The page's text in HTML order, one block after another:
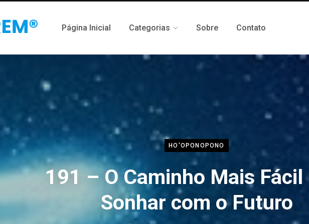
Página Inicial Categorias Sobre Contato
HO'OPONOPONO
191 – O Caminho Mais Fácil
Sonhar com o Futuro